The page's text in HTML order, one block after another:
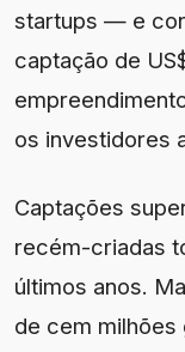
startups — e
captação de
os investidores
Captações
recém-criadas
últimos anos.
de cem milhões